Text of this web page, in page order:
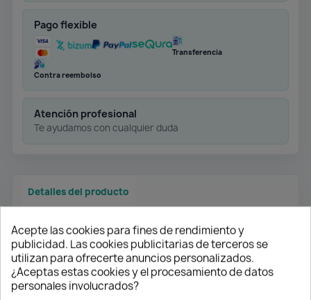
Pago flexible
Transferencia
Contra reembolso
Atención profesional
Te ayudamos con cualquier duda
Detalles del producto
Acepte las cookies para fines de rendimiento y
publicidad. Las cookies publicitarias de terceros se
utilizan para ofrecerte anuncios personalizados.
¿Aceptas estas cookies y el procesamiento de datos
personales involucrados?